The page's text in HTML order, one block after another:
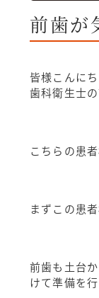
前歯
皆様こんに
歯科衛生士
こちらの患
まずこの患
前歯も土台
けて準備を